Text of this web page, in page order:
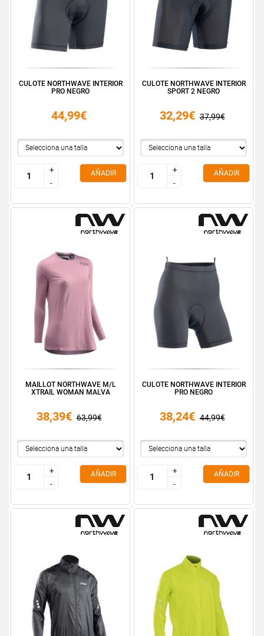
CULOTE NORTHWAVE INTERIOR
PRO NEGRO
44,99€
+
-
+
-
AÑADIR
CULOTE NORTHWAVE INTERIOR
SPORT 2 NEGRO
32,29€ 37,99€
+
-
+
-
AÑADIR
MAILLOT NORTHWAVE M/L
XTRAIL WOMAN MALVA
38,39€ 63,99€
+
-
+
-
AÑADIR
CULOTE NORTHWAVE INTERIOR
PRO NEGRO
38,24€ 44,99€
+
-
+
-
AÑADIR